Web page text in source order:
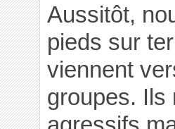
Aussitôt,
pieds sur
viennent
groupes. Ils